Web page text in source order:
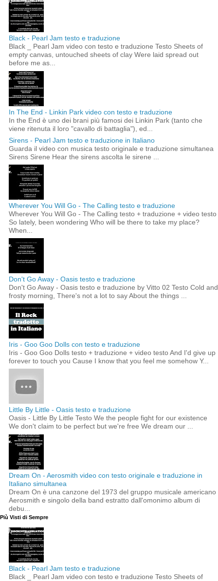
Black - Pearl Jam testo e traduzione
Black _ Pearl Jam video con testo e traduzione Testo Sheets of
empty canvas, untouched sheets of clay Were laid spread out
before me as...
In The End - Linkin Park video con testo e traduzione
In the End è uno dei brani più famosi dei Linkin Park (tanto che
viene ritenuta il loro "cavallo di battaglia"), ed...
Sirens - Pearl Jam testo e traduzione in Italiano
Guarda il video con musica testo originale e traduzione simultanea
Sirens Sirene Hear the sirens ascolta le sirene ...
Wherever You Will Go - The Calling testo e traduzione
Wherever You Will Go - The Calling testo + traduzione + video testo
So lately, been wondering Who will be there to take my place?
When...
Don't Go Away - Oasis testo e traduzione
Don't Go Away - Oasis testo e traduzione by Vitto 02 Testo Cold and
frosty morning, There's not a lot to say About the things ...
Iris - Goo Goo Dolls con testo e traduzione
Iris - Goo Goo Dolls testo + traduzione + video testo And I'd give up
forever to touch you Cause I know that you feel me somehow Y...
Little By Little - Oasis testo e traduzione
Oasis - Little By Little Testo We the people fight for our existence
We don't claim to be perfect but we're free We dream our ...
Dream On - Aerosmith video con testo originale e traduzione in
Italiano simultanea
Dream On è una canzone del 1973 del gruppo musicale americano
Aerosmith e singolo della band estratto dall'omonimo album di
debu...
Più Visti di Sempre
Black - Pearl Jam testo e traduzione
Black _ Pearl Jam video con testo e traduzione Testo Sheets of